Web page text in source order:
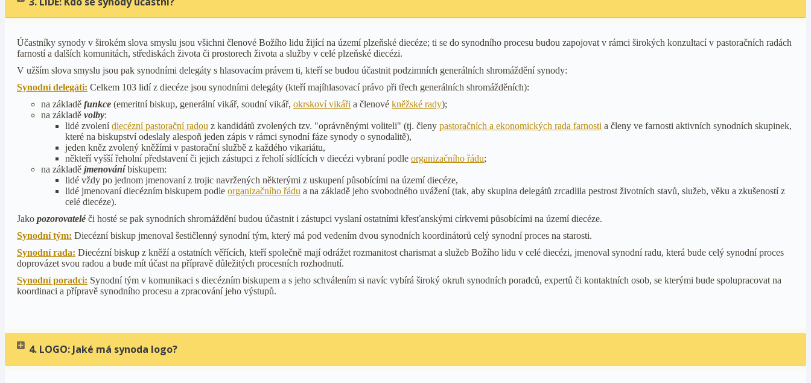
Účastníky synody v širokém slova smyslu jsou všichni členové Božího lidu žijící na území plzeňské diecéze; ti se do synodního procesu budou zapojovat v rámci širokých konzultací v pastoračních radách
farností a dalších komunitách, střediskách života či prostorech života a služby v celé plzeňské diecézi.
V užším slova smyslu jsou pak synodními delegáty s hlasovacím právem ti, kteří se budou účastnit podzimních generálních shromáždění synody:
Synodní delegáti: Celkem 103 lidí z diecéze jsou synodními delegáty (kteří majíhlasovací právo při třech generálních shromážděních):
na základě funkce (emeritní biskup, generální vikář, soudní vikář, okrskoví vikáři a členové kněžské rady);
na základě volby:
lidé zvolenídiecézní pastorační radou z kandidátů zvolených tzv. "oprávněnými voliteli" (tj. členy pastoračních a ekonomických rada farnosti a členy ve farnosti aktivních synodních skupinek,
které na biskupství odeslaly alespoň jeden zápis v rámci synodní fáze synody o synodalitě),
jeden kněz zvolený kněžími v pastorační službě z každého vikariátu,
někteří vyšší řeholní představení či jejich zástupci z řeholí sídlících v diecézi vybraní podle organizačního řádu;
na základě jmenováníbiskupem:
lidé vždy po jednom jmenovaní z trojic navržených některými z uskupení působícími na území diecéze,
lidé jmenovaní diecézním biskupem podle organizačního řádu a na základě jeho svobodného uvážení (tak, aby skupina delegátů zrcadlila pestrost životních stavů, služeb, věku a zkušeností z
celé diecéze).
Jako pozorovateléči hosté se pak synodních shromáždění budou účastnit i zástupci vyslaní ostatními křesťanskými církvemi působícími na území diecéze.
Synodní tým: Diecézní biskup jmenoval šestičlenný synodní tým, který má pod vedením dvou synodních koordinátorů celý synodní proces na starosti.
Synodní rada: Diecézní biskup z kněží a ostatních věřících, kteří společně mají odrážet rozmanitost charismat a služeb Božího lidu v celé diecézi, jmenoval synodní radu, která bude celý synodní proces
doprovázet svou radou a bude mít účast na přípravě důležitých procesních rozhodnutí.
Synodní poradci: Synodní tým v komunikaci s diecézním biskupem a s jeho schválením si navíc vybírá široký okruh synodních poradců, expertů či kontaktních osob, se kterými bude spolupracovat na
koordinaci a přípravě synodního procesu a zpracování jeho výstupů.
4. LOGO: Jaké má synoda logo?